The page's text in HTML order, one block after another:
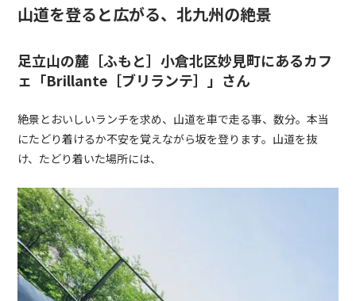
山道を登ると広がる、北九州の絶景
足立山の麓 ［ふもと］小倉北区妙見町にあるカフ
ェ「Brillante ［ブリランテ］」さん
絶景とおいしいランチを求め、山道を車で走る事、数分。本当
にたどり着けるか不安を覚えながら坂を登ります。山道を抜
け、たどり着いた場所には、